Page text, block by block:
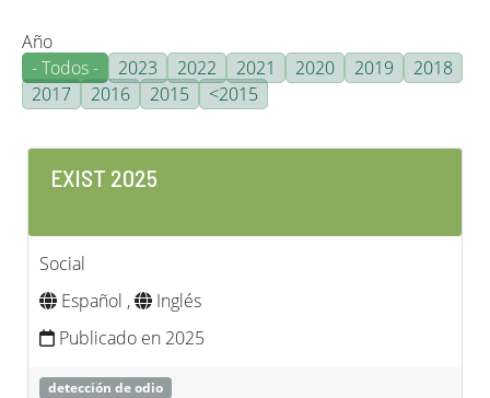
Año
- Todos -
2023 2022 2021 2020 2019
2018
2017
2016 2015 <2015
EXIST 2025
Social
Español ,
Inglés
Publicado en 2025
detección de odio